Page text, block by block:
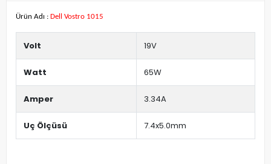
Ürün Adı : Dell Vostro 1015
Volt 19V
Watt 65W
Amper 3.34A
Uç Ölçüsü 7.4x5.0mm